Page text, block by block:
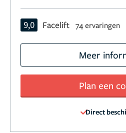
9,0 Facelift 74 ervaringen
Meer
Plan een
Direct